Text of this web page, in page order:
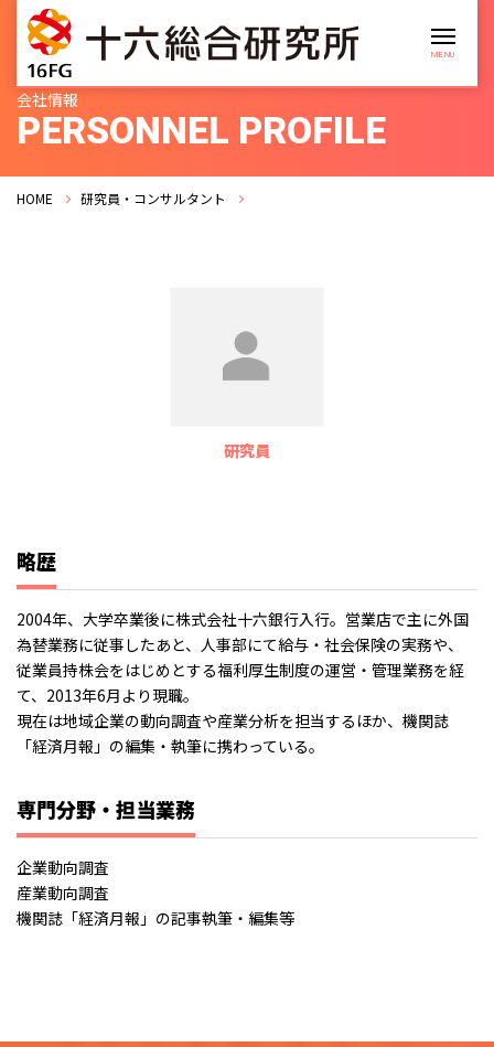
会社情報
PERSONNEL PROFILE
HOME 研究員・コンサルタント
研究員
略歴
2004年、大学卒業後に株式会社十六銀行入行。営業店で主に外国
為替業務に従事したあと、人事部にて給与・社会保険の実務や、
従業員持株会をはじめとする福利厚生制度の運営・管理業務を経
て、2013年6月より現職。
現在は地域企業の動向調査や産業分析を担当するほか、機関誌
「経済月報」の編集・執筆に携わっている。
専門分野・担当業務
企業動向調査
産業動向調査
機関誌「経済月報」の記事執筆・編集等